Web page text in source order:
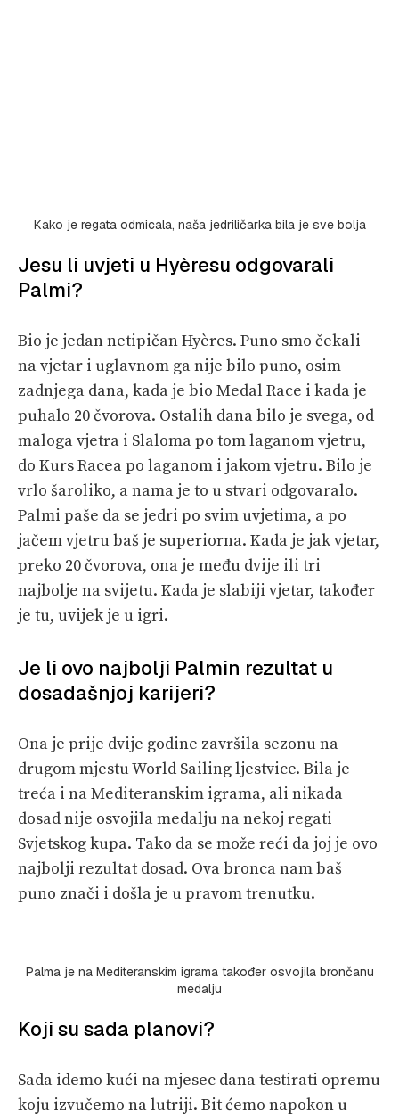
Kako je regata odmicala, naša jedriličarka bila je sve bolja
Jesu li uvjeti u Hyèresu odgovarali
Palmi?
Bio je jedan netipičan Hyères. Puno smo čekali
na vjetar i uglavnom ga nije bilo puno, osim
zadnjega dana, kada je bio Medal Race i kada je
puhalo 20 čvorova. Ostalih dana bilo je svega, od
maloga vjetra i Slaloma po tom laganom vjetru,
do Kurs Racea po laganom i jakom vjetru. Bilo je
vrlo šaroliko, a nama je to u stvari odgovaralo.
Palmi paše da se jedri po svim uvjetima, a po
jačem vjetru baš je superiorna. Kada je jak vjetar,
preko 20 čvorova, ona je među dvije ili tri
najbolje na svijetu. Kada je slabiji vjetar, također
je tu, uvijek je u igri.
Je li ovo najbolji Palmin rezultat u
dosadašnjoj karijeri?
Ona je prije dvije godine završila sezonu na
drugom mjestu World Sailing ljestvice. Bila je
treća i na Mediteranskim igrama, ali nikada
dosad nije osvojila medalju na nekoj regati
Svjetskog kupa. Tako da se može reći da joj je ovo
najbolji rezultat dosad. Ova bronca nam baš
puno znači i došla je u pravom trenutku.
Palma je na Mediteranskim igrama također osvojila brončanu
medalju
Koji su sada planovi?
Sada idemo kući na mjesec dana testirati opremu
koju izvučemo na lutriji. Bit ćemo napokon u